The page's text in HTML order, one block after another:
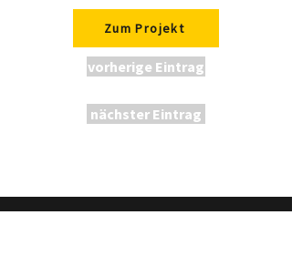
Zum Projekt
vorherige Eintrag
nächster Eintrag